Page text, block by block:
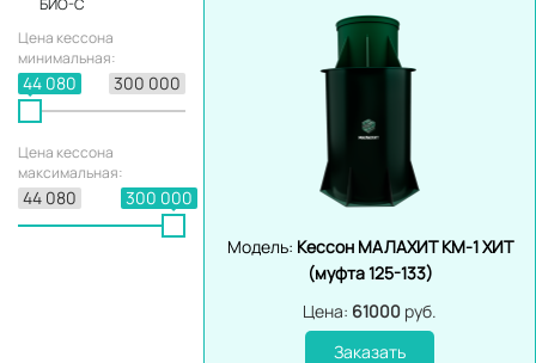
Цена кессона
минимальная:
300 000
44 080
Цена кессона
максимальная:
44 080 300 000
Модель: Кессон МАЛАХИТ КМ-1 ХИТ
(муфта 125-133)
Цена: 61000 руб.
Заказать